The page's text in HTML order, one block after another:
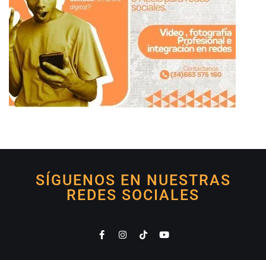
SÍGUENOS EN NUESTRAS
REDES SOCIALES